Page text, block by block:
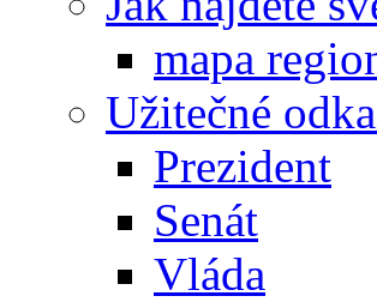
mapa
Užitečné
Prezident
Senát
Vláda